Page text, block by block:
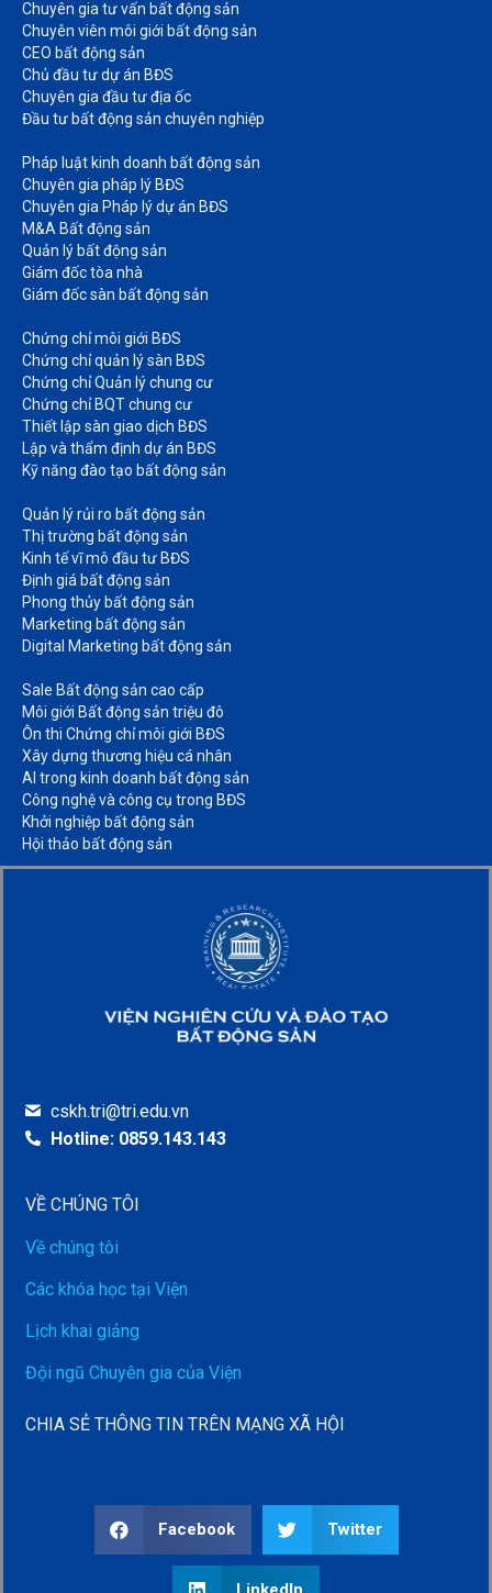
Chuyên gia tư vấn bất động sản
Chuyên viên môi giới bất động sản​
CEO bất động sản
Chủ đầu tư dự án BĐS
Chuyên gia đầu tư địa ốc​
Đầu tư bất động sản chuyên nghiệp
Pháp luật kinh doanh bất động sản​
Chuyên gia pháp lý BĐS
Chuyên gia Pháp lý dự án BĐS
M&A Bất động sản​
Quản lý bất động sản
Giám đốc tòa nhà​
Giám đốc sàn bất động sản
Chứng chỉ môi giới BĐS​
Chứng chỉ quản lý sàn BĐS
Chứng chỉ Quản lý chung cư​
Chứng chỉ BQT chung cư​
Thiết lập sàn giao dịch BĐS​
Lập và thẩm định dự án BĐS​
Kỹ năng đào tạo bất động sản​
Quản lý rủi ro bất động sản​
Thị trường bất động sản​
Kinh tế vĩ mô đầu tư BĐS​
Định giá bất động sản​
Phong thủy bất động sản​
Marketing bất động sản​
Digital Marketing bất động sản​
Sale Bất động sản cao cấp​
Môi giới Bất động sản triệu đô​
Ôn thi Chứng chỉ môi giới BĐS​
Xây dựng thương hiệu cá nhân​
AI trong kinh doanh bất động sản​
Công nghệ và công cụ trong BĐS​
Khởi nghiệp bất động sản​
Hội thảo bất động sản​
cskh.tri@tri.edu.vn
Hotline: 0859.143.143
VỀ CHÚNG TÔI
Về chúng tôi
Các khóa học tại Viện
Lịch khai giảng
Đội ngũ Chuyên gia của Viện
CHIA SẺ THÔNG TIN TRÊN MẠNG XÃ HỘI
Facebook Twitter